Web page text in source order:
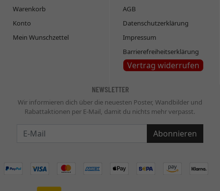
Warenkorb
Konto
Mein Wunschzettel
AGB
Datenschutzerklärung
Impressum
Barrierefreiheitserklärung
Vertrag widerrufen
NEWSLETTER
Wir informieren dich über die neuesten Poster, Wandbilder und
Rabattaktionen per E-Mail, damit du nichts mehr verpasst.
Abonnieren